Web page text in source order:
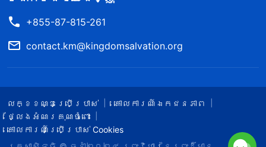
+855-87-815-261
contact.km@kingdomsalvation.org
លក្ខខណ្ឌ​ប្រើប្រាស់​
គោលការណ៍ឯកជនភាព
ថ្លែងអំណរគុណចំពោះ
គោលការណ៍ប្រើប្រាស់ Cookies